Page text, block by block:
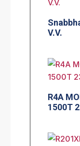
V.V.
R4A
1500T